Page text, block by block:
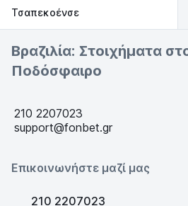
Τσαπεκοένσε
Βραζιλία: Στοιχήματα
Ποδόσφαιρο
210 2207023
support@fonbet.gr
Επικοινωνήστε μαζί μας
210 2207023